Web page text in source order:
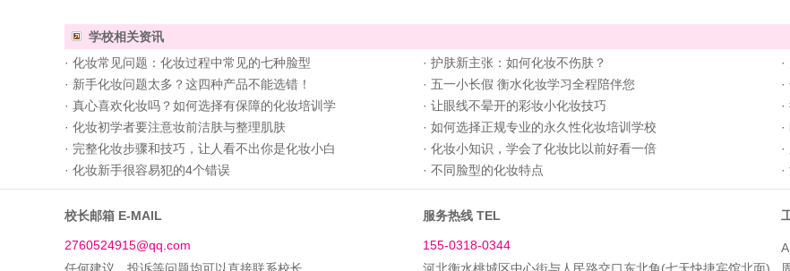
学校相关资讯
· 化妆常见问题：化妆过程中常见的七种脸型 · 护肤新主张：如何化妆不伤肤？ ·
· 新手化妆问题太多？这四种产品不能选错！ · 五一小长假 衡水化妆学习全程陪伴您 ·
· 真心喜欢化妆吗？如何选择有保障的化妆培训学 · 让眼线不晕开的彩妆小化妆技巧 ·
· 化妆初学者要注意妆前洁肤与整理肌肤 · 如何选择正规专业的永久性化妆培训学校 ·
· 完整化妆步骤和技巧，让人看不出你是化妆小白 · 化妆小知识，学会了化妆比以前好看一倍 ·
· 化妆新手很容易犯的4个错误 · 不同脸型的化妆特点 ·
校长邮箱 E-MAIL 服务热线 TEL
2760524915@qq.com 155-0318-0344